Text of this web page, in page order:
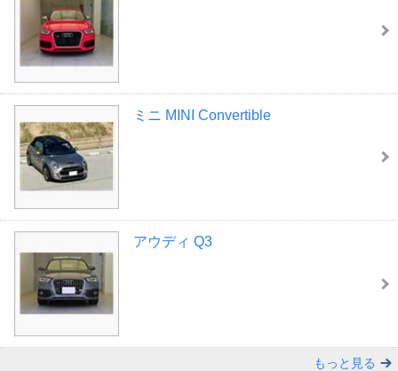
ミニ MINI Convertible
アウディ Q3
もっと見る